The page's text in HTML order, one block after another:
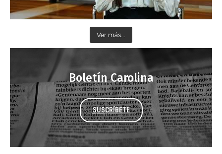
Ver más...
Boletín Carolina
SUSCRÍBETE